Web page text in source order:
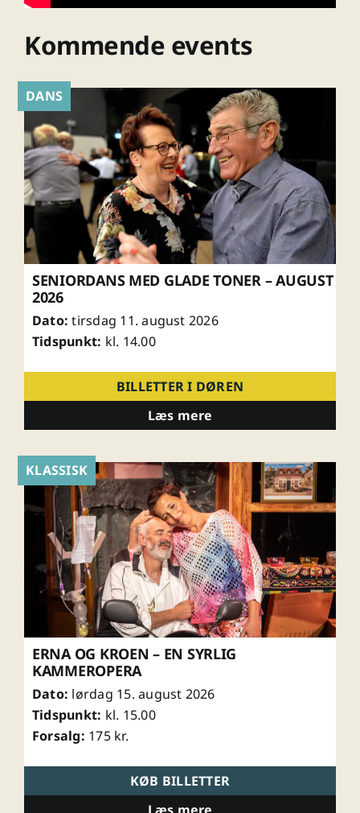
Kommende events
SENIORDANS MED GLADE TONER – AUGUST
2026
Dato: tirsdag 11. august 2026
Tidspunkt: kl. 14.00
DANS
BILLETTER I DØREN
Læs mere
ERNA OG KROEN – EN SYRLIG
KAMMEROPERA
Dato: lørdag 15. august 2026
Tidspunkt: kl. 15.00
Forsalg: 175 kr.
KLASSISK
KØB BILLETTER